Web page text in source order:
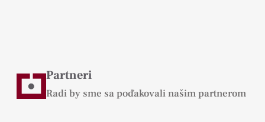
Partneri
Radi by sme sa poďakovali našim partnerom